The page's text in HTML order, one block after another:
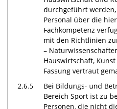
durchgeführt
Personal über die
Fachkompetenz
mit den Richtlinien
–
Hauswirtschaft,
Fassung vertraut
2.6.5
Bei Bildungs- und
Bereich Sport ist zu
Personen, die nicht